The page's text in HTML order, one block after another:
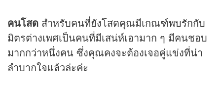
คนโสด สำหรับคนที่ยังโสดคุณมีเกณฑ์พบรักกับ
มิตรต่างเพศเป็นคนที่มีเสน่ห์เอามาก ๆ มีคนชอบ
มากกว่าหนึ่งคน ซึ่งคุณคงจะต้องเจอคู่แข่งที่น่า
ลำบากใจแล้วล่ะค่ะ